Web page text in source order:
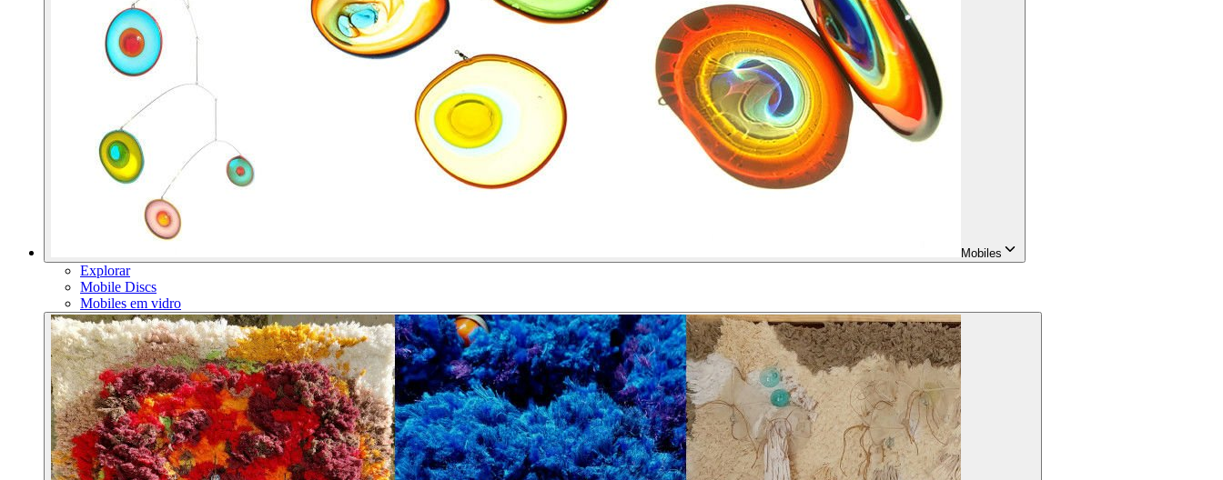
Mobiles
Explorar
Mobile Discs
Mobiles em vidro